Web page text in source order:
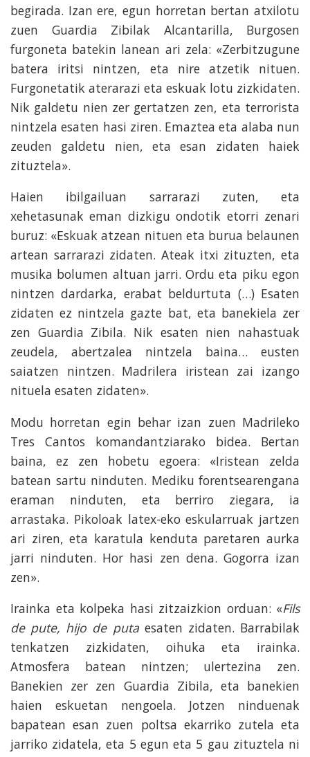
begirada. Izan ere, egun horretan bertan atxilotu
zuen Guardia Zibilak Alcantarilla, Burgosen
furgoneta batekin lanean ari zela: «Zerbitzugune
batera iritsi nintzen, eta nire atzetik nituen.
Furgonetatik aterarazi eta eskuak lotu zizkidaten.
Nik galdetu nien zer gertatzen zen, eta terrorista
nintzela esaten hasi ziren. Emaztea eta alaba nun
zeuden galdetu nien, eta esan zidaten haiek
zituztela».
Haien ibilgailuan sarrarazi zuten, eta
xehetasunak eman dizkigu ondotik etorri zenari
buruz: «Eskuak atzean nituen eta burua belaunen
artean sarrarazi zidaten. Ateak itxi zituzten, eta
musika bolumen altuan jarri. Ordu eta piku egon
nintzen dardarka, erabat beldurtuta (…) Esaten
zidaten ez nintzela gazte bat, eta banekiela zer
zen Guardia Zibila. Nik esaten nien nahastuak
zeudela, abertzalea nintzela baina… eusten
saiatzen nintzen. Madrilera iristean zai izango
nituela esaten zidaten».
Modu horretan egin behar izan zuen Madrileko
Tres Cantos komandantziarako bidea. Bertan
baina, ez zen hobetu egoera: «Iristean zelda
batean sartu ninduten. Mediku forentsearengana
eraman ninduten, eta berriro ziegara, ia
arrastaka. Pikoloak latex-eko eskularruak jartzen
ari ziren, eta karatula kenduta paretaren aurka
jarri ninduten. Hor hasi zen dena. Gogorra izan
zen».
Irainka eta kolpeka hasi zitzaizkion orduan: «Fils
de pute, hijo de putaesaten zidaten. Barrabilak
tenkatzen zizkidaten, oihuka eta irainka.
Atmosfera batean nintzen; ulertezina zen.
Banekien zer zen Guardia Zibila, eta banekien
haien eskuetan nengoela. Jotzen ninduenak
bapatean esan zuen poltsa ekarriko zutela eta
jarriko zidatela, eta 5 egun eta 5 gau zituztela ni